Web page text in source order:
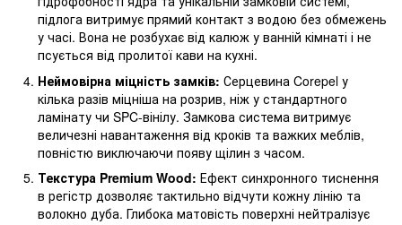
підлога витримує прямий контакт з водою без обмежень
у часі. Вона не розбухає від калюж у ванній кімнаті і не
псується від пролитої кави на кухні.
Неймовірна міцність замків: Серцевина Corepel у
кілька разів міцніша на розрив, ніж у стандартного
ламінату чи SPC-вінілу. Замкова система витримує
величезні навантаження від кроків та важких меблів,
повністю виключаючи появу щілин з часом.
Текстура Premium Wood: Ефект синхронного тиснення
в регістр дозволяє тактильно відчути кожну лінію та
волокно дуба. Глибока матовість поверхні нейтралізує